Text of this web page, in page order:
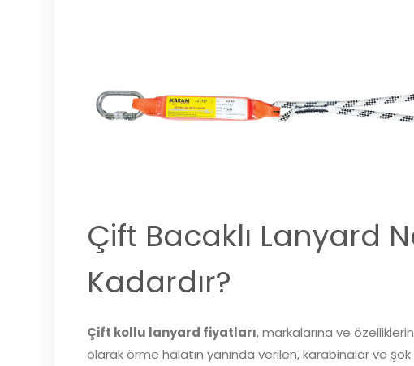
Çift Bacaklı Lanyard
Kadardır?
Çift kollu lanyard fiyatları, markalarına ve
olarak örme halatın yanında verilen, karabinalar ve